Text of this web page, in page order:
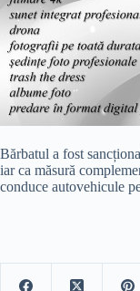
Bărbatul a fost
iar ca măsură
conduce autovehicule